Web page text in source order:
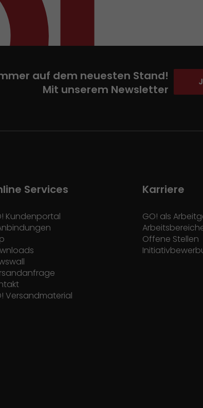
auf dem neuesten Stand!
Mit unserem Newsletter
Services
Kundenportal
Versandmaterial
Karriere
GO! als
Offene Stellen